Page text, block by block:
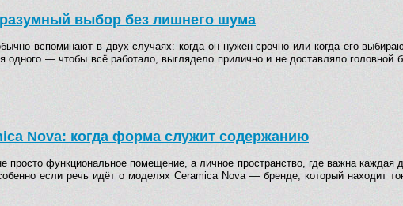
выбор без лишнего шума
вспоминают в двух случаях: когда он нужен срочно или когда его
одного — чтобы всё работало, выглядело прилично и не доставляло головной
Nova: когда форма служит содержанию
просто функциональное помещение, а личное пространство, где важна каждая
если речь идёт о моделях Ceramica Nova — бренде, который находит